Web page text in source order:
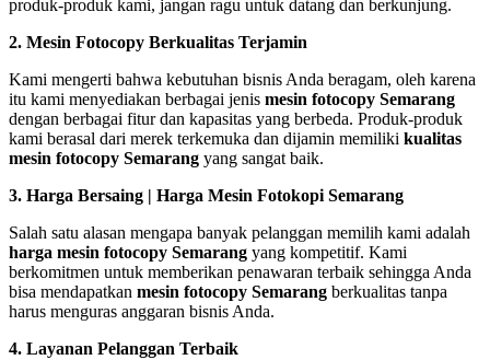
produk-produk kami, jangan ragu untuk datang dan berkunjung.
2. Mesin Fotocopy Berkualitas Terjamin
Kami mengerti bahwa kebutuhan bisnis Anda beragam, oleh karena
itu kami menyediakan berbagai jenis mesin fotocopy Semarang
dengan berbagai fitur dan kapasitas yang berbeda. Produk-produk
kami berasal dari merek terkemuka dan dijamin memiliki kualitas
mesin fotocopy Semarang yang sangat baik.
3. Harga Bersaing | Harga Mesin Fotokopi Semarang
Salah satu alasan mengapa banyak pelanggan memilih kami adalah
harga mesin fotocopy Semarang yang kompetitif. Kami
berkomitmen untuk memberikan penawaran terbaik sehingga Anda
bisa mendapatkan mesin fotocopy Semarang berkualitas tanpa
harus menguras anggaran bisnis Anda.
4. Layanan Pelanggan Terbaik